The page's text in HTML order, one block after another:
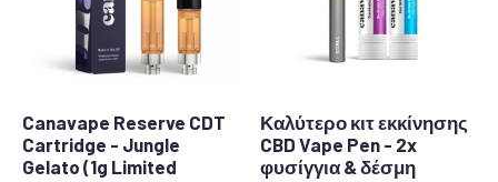
Canavape Reserve CDT
Cartridge - Jungle
Gelato (1g Limited
Καλύτερο κιτ εκκίνησης
CBD Vape Pen - 2x
φυσίγγια & δέσμη